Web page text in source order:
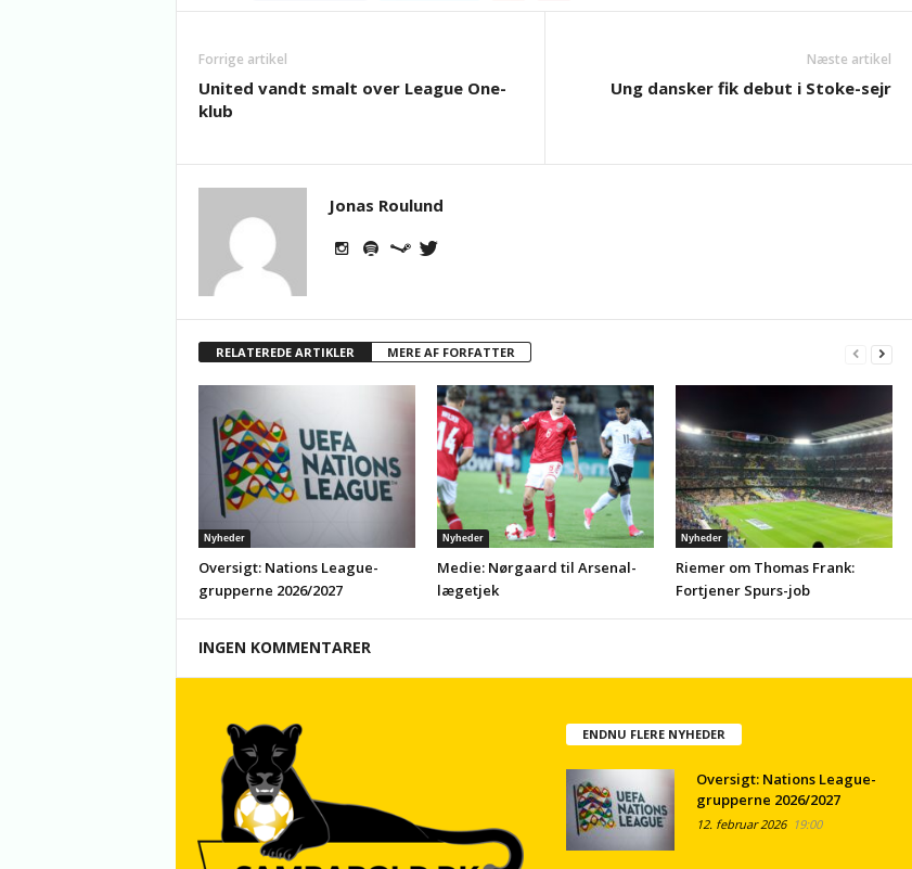
Forrige artikel
United vandt smalt over League One-
klub
Næste artikel
Ung dansker fik debut i Stoke-sejr
Jonas Roulund
RELATEREDE ARTIKLER MERE AF FORFATTER
Nyheder
Oversigt: Nations League-
grupperne 2026/2027
Nyheder
Medie: Nørgaard til Arsenal-
lægetjek
Nyheder
Riemer om Thomas Frank:
Fortjener Spurs-job
INGEN KOMMENTARER
ENDNU FLERE NYHEDER
Oversigt: Nations League-
grupperne 2026/2027
12. februar 202619:00